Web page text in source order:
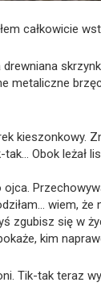
całkowicie
drewniana
metaliczne
kieszonkowy.
tak… Obok leżał
wiem, że
zgubisz się w
kim
Tik-tak teraz